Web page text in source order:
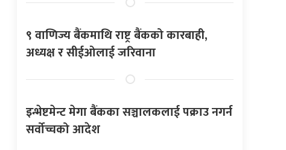
९ वाणिज्य बैंकमाथि राष्ट्र बैंकको कारबाही,
अध्यक्ष र सीईओलाई जरिवाना
इन्भेष्टमेन्ट मेगा बैंकका सञ्चालकलाई पक्राउ नगर्न
सर्वोच्चको आदेश